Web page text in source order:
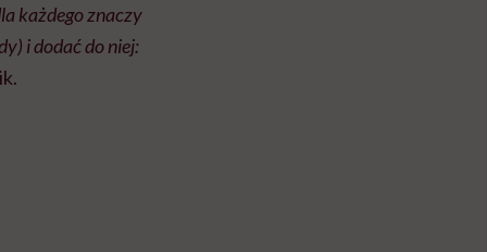
każdego znaczy
i dodać do niej: